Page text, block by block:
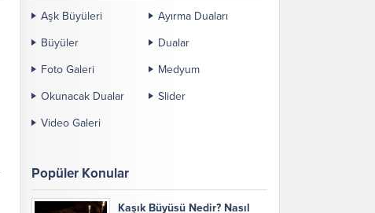
Aşk Büyüleri
Ayırma Duaları
Büyüler
Dualar
Foto Galeri
Medyum
Okunacak Dualar
Slider
Video Galeri
Popüler Konular
Kaşık Büyüsü Nedir? Nasıl